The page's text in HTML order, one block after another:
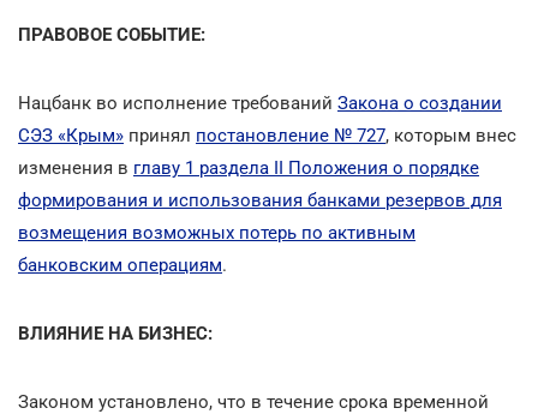
ПРАВОВОЕ СОБЫТИЕ:
Нацбанк во исполнение требований Закона о создании
СЭЗ «Крым» принял постановление № 727, которым внес
изменения в главу 1 раздела ІІ Положения о порядке
формирования и использования банками резервов для
возмещения возможных потерь по активным
банковским операциям.
ВЛИЯНИЕ НА БИЗНЕС:
Законом установлено, что в течение срока временной